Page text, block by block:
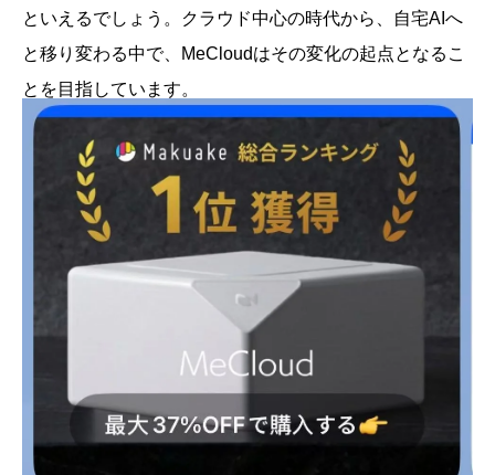
といえるでしょう。クラウド中心の時代から、自宅AIへ
と移り変わる中で、MeCloudはその変化の起点となるこ
とを目指しています。